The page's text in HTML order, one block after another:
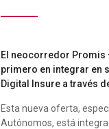
El neocorredor Promis
primero en integrar en
Digital Insure a través
Esta nueva oferta,
Autónomos, está